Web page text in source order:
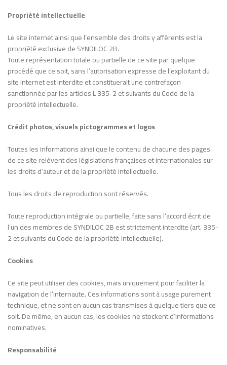
Propriété intellectuelle
Le site internet ainsi que l’ensemble des droits y afférents est la
propriété exclusive de SYNDILOC 2B.
Toute représentation totale ou partielle de ce site par quelque
procédé que ce soit, sans l’autorisation expresse de l’exploitant du
site Internet est interdite et constituerait une contrefaçon
sanctionnée par les articles L 335-2 et suivants du Code de la
propriété intellectuelle.
Crédit photos, visuels pictogrammes et logos
Toutes les informations ainsi que le contenu de chacune des pages
de ce site relèvent des législations françaises et internationales sur
les droits d’auteur et de la propriété intellectuelle.
Tous les droits de reproduction sont réservés.
Toute reproduction intégrale ou partielle, faite sans l’accord écrit de
l’un des membres de SYNDILOC 2B est strictement interdite (art. 335-
2 et suivants du Code de la propriété intellectuelle).
Cookies
Ce site peut utiliser des cookies, mais uniquement pour faciliter la
navigation de l’internaute. Ces informations sont à usage purement
technique, et ne sont en aucun cas transmises à quelque tiers que ce
soit. De même, en aucun cas, les cookies ne stockent d’informations
nominatives.
Responsabilité